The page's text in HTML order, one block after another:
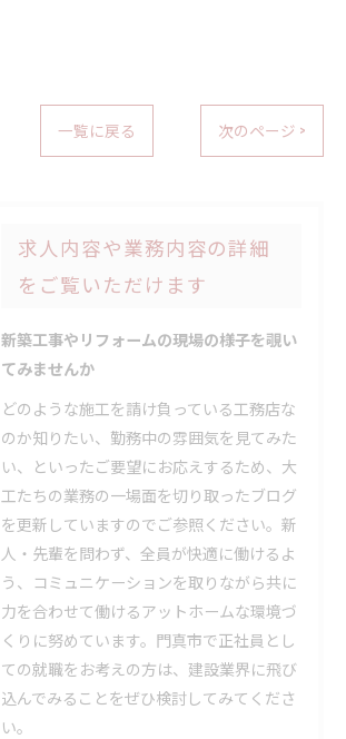
一覧に戻る 次のページ >
求人内容や業務内容の詳細
をご覧いただけます
新築工事やリフォームの現場の様子を覗い
てみませんか
どのような施工を請け負っている工務店な
のか知りたい、勤務中の雰囲気を見てみた
い、といったご要望にお応えするため、大
工たちの業務の一場面を切り取ったブログ
を更新していますのでご参照ください。新
人・先輩を問わず、全員が快適に働けるよ
う、コミュニケーションを取りながら共に
力を合わせて働けるアットホームな環境づ
くりに努めています。門真市で正社員とし
ての就職をお考えの方は、建設業界に飛び
込んでみることをぜひ検討してみてくださ
い。